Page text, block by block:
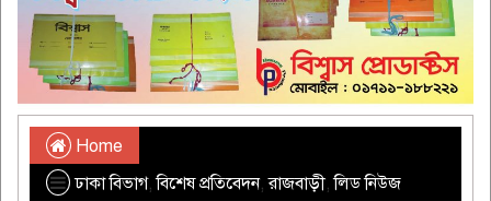
Home
ঢাকা বিভাগ,বিশেষ প্রতিবেদন,রাজবাড়ী,লিড নিউজ